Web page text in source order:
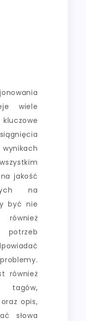
wiele
jakość
na
być nie
również
tagów,
opis,
słowa